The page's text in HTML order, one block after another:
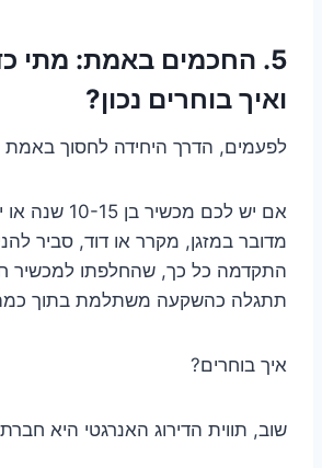
5. החכמים באמת: מתי
ואיך בוחרים נכון?
לפעמים, הדרך היחידה לחסוך באמת
אם יש לכם
מדובר במזגן, מקרר או דוד, סביר
התקדמה כל כך, שהחלפתו למכשיר
תתגלה כהשקעה משתלמת בתוך כמה
איך בוחרים?
שוב, תווית הדירוג האנרגטי היא